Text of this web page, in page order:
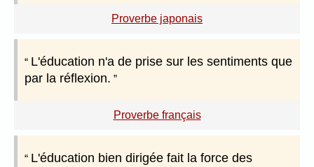
Proverbe japonais
L'éducation n'a de prise sur les sentiments que
par la réflexion.
Proverbe français
L'éducation bien dirigée fait la force des